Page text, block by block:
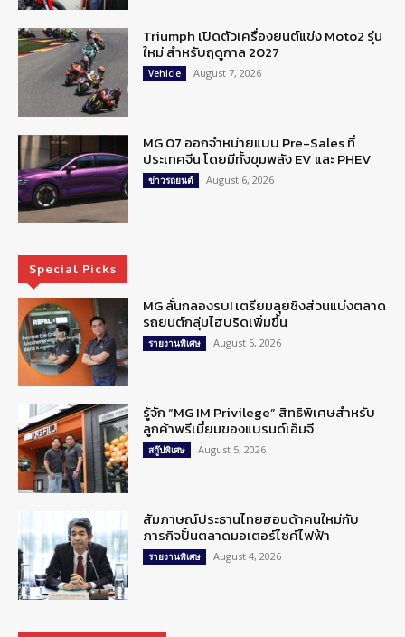
Triumph เปิดตัวเครื่องยนต์แข่ง Moto2 รุ่น
ใหม่ สำหรับฤดูกาล 2027
Vehicle August 7, 2026
MG 07 ออกจำหน่ายแบบ Pre-Sales ที่
ประเทศจีน โดยมีทั้งขุมพลัง EV และ PHEV
ข่าวรถยนต์ August 6, 2026
Special Picks
MG ลั่นกลองรบ! เตรียมลุยชิงส่วนแบ่งตลาด
รถยนต์กลุ่มไฮบริดเพิ่มขึ้น
รายงานพิเศษ August 5, 2026
รู้จัก “MG IM Privilege” สิทธิพิเศษสำหรับ
ลูกค้าพรีเมี่ยมของแบรนด์เอ็มจี
สกู๊ปพิเศษ August 5, 2026
สัมภาษณ์ประธานไทยฮอนด้าคนใหม่กับ
ภารกิจปั้นตลาดมอเตอร์ไซค์ไฟฟ้า
รายงานพิเศษ August 4, 2026